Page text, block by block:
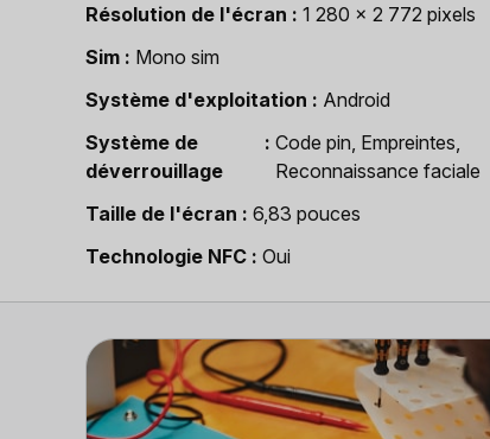
Résolution de l'écran
1 280 x 2 772 pixels
Sim
Mono sim
Système d'exploitation
Android
Système de
déverrouillage
Code pin, Empreintes,
Reconnaissance faciale
Taille de l'écran
6,83 pouces
Technologie NFC
Oui